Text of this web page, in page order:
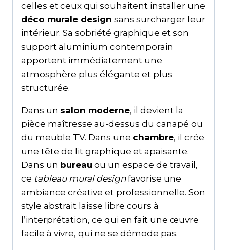
celles et ceux qui souhaitent installer une
déco murale design sans surcharger leur
intérieur. Sa sobriété graphique et son
support aluminium contemporain
apportent immédiatement une
atmosphère plus élégante et plus
structurée.
Dans un salon moderne, il devient la
pièce maîtresse au-dessus du canapé ou
du meuble TV. Dans une chambre, il crée
une tête de lit graphique et apaisante.
Dans un bureau ou un espace de travail,
ce tableau mural designfavorise une
ambiance créative et professionnelle. Son
style abstrait laisse libre cours à
l’interprétation, ce qui en fait une œuvre
facile à vivre, qui ne se démode pas.